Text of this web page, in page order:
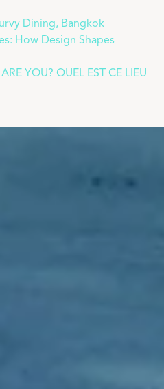
Dining, Bangkok
How Design Shapes
YOU? QUEL EST CE LIEU